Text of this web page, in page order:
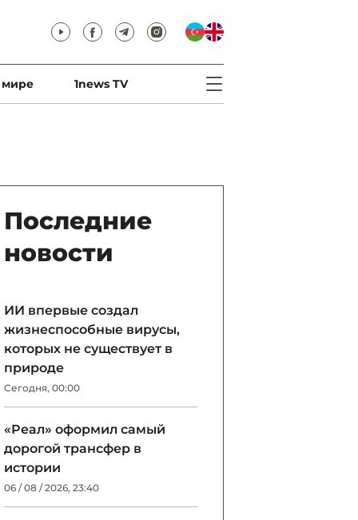
мире 1news TV
Последние
новости
ИИ впервые создал
жизнеспособные вирусы,
которых не существует в
природе
Сегодня, 00:00
«Реал» оформил самый
дорогой трансфер в
истории
06 / 08 / 2026, 23:40